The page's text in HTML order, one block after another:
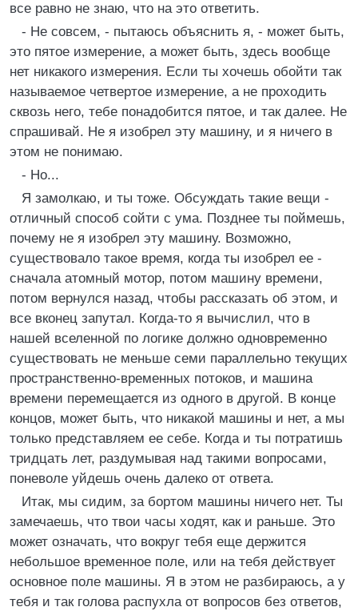
все равно не знаю, что на это ответить.
- Не совсем, - пытаюсь объяснить я, - может быть,
это пятое измерение, а может быть, здесь вообще
нет никакого измерения. Если ты хочешь обойти так
называемое четвертое измерение, а не проходить
сквозь него, тебе понадобится пятое, и так далее. Не
спрашивай. Не я изобрел эту машину, и я ничего в
этом не понимаю.
- Но...
Я замолкаю, и ты тоже. Обсуждать такие вещи -
отличный способ сойти с ума. Позднее ты поймешь,
почему не я изобрел эту машину. Возможно,
существовало такое время, когда ты изобрел ее -
сначала атомный мотор, потом машину времени,
потом вернулся назад, чтобы рассказать об этом, и
все вконец запутал. Когда-то я вычислил, что в
нашей вселенной по логике должно одновременно
существовать не меньше семи параллельно текущих
пространственно-временных потоков, и машина
времени перемещается из одного в другой. В конце
концов, может быть, что никакой машины и нет, а мы
только представляем ее себе. Когда и ты потратишь
тридцать лет, раздумывая над такими вопросами,
поневоле уйдешь очень далеко от ответа.
Итак, мы сидим, за бортом машины ничего нет. Ты
замечаешь, что твои часы ходят, как и раньше. Это
может означать, что вокруг тебя еще держится
небольшое временное поле, или на тебя действует
основное поле машины. Я в этом не разбираюсь, а у
тебя и так голова распухла от вопросов без ответов,